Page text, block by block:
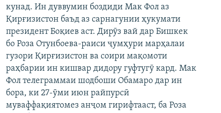
ВАРЗИШ
ОЗОДӢ ОНЛАЙН
ВИДЕО
НИГОРИСТОН
ГУЗОРИШҲОИ РАДИОӢ
РӮЙХАТҲО
КИТОБҲОИ ОЗОДӢ
Русский
ПАЙГИРӢ КУНЕД
кунад. Ин дуввумин боздиди Мак Фол аз
Қирғизистон баъд аз сарнагунии ҳукумати
президент Боқиев аст. Дирӯз вай дар Бишкек
бо Роза Отунбоева-раиси ҷумҳури марҳалаи
гузори Қирғизистон ва соири мақомоти
раҳбарии ин кишвар дидору гуфтугӯ кард. Мак
Фол телеграммаи шодбоши Обамаро дар ин
бора, ки 27-ӯми июн райпурсӣ
муваффақиятомез анҷом гирифтааст, ба Роза